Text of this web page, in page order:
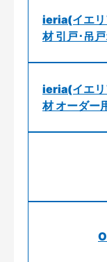
ieria(イエリ
材 引戸･吊
ieria(イエリ
材 オーダー